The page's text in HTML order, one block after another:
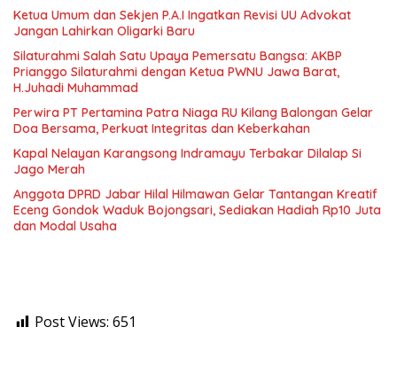
Ketua Umum dan Sekjen P.A.I Ingatkan Revisi UU Advokat
Jangan Lahirkan Oligarki Baru
Silaturahmi Salah Satu Upaya Pemersatu Bangsa: AKBP
Prianggo Silaturahmi dengan Ketua PWNU Jawa Barat,
H.Juhadi Muhammad
Perwira PT Pertamina Patra Niaga RU Kilang Balongan Gelar
Doa Bersama, Perkuat Integritas dan Keberkahan
Kapal Nelayan Karangsong Indramayu Terbakar Dilalap Si
Jago Merah
Anggota DPRD Jabar Hilal Hilmawan Gelar Tantangan Kreatif
Eceng Gondok Waduk Bojongsari, Sediakan Hadiah Rp10 Juta
dan Modal Usaha
Post Views: 651